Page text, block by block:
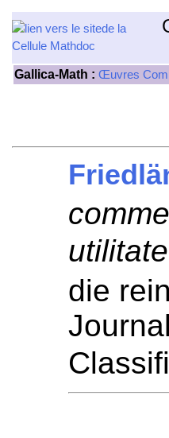
Gallica-Math : Œuvres
die